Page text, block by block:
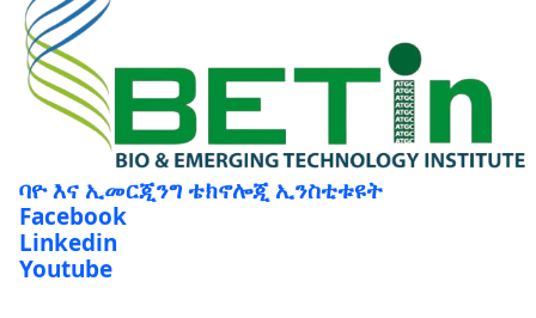
ባዮ እና ኢመርጂንግ ቴክኖሎጂ ኢንስቲቱዩት
Facebook
Linkedin
Youtube